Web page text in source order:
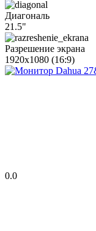
Диагональ
21.5"
Разрешение экрана
1920x1080 (16:9)
0.0